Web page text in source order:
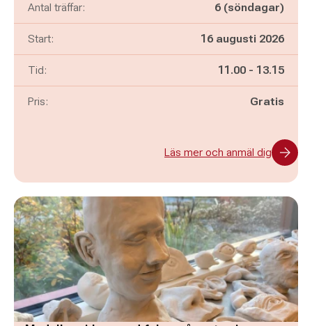
Antal träffar: 6 (söndagar)
Start: 16 augusti 2026
Tid: Pågår mellan
11.00 - och
13.15
Pris: Gratis
Läs mer och anmäl dig